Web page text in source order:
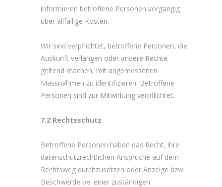
informieren betroffene Personen vorgängig
über allfällige Kosten.
Wir sind verpflichtet, betroffene Personen, die
Auskunft verlangen oder andere Rechte
geltend machen, mit angemessenen
Massnahmen zu identifizieren. Betroffene
Personen sind zur Mitwirkung verpflichtet.
7.2 Rechtsschutz
Betroffene Personen haben das Recht, ihre
datenschutz­rechtlichen Ansprüche auf dem
Rechtsweg durchzusetzen oder Anzeige bzw.
Beschwerde bei einer zuständigen